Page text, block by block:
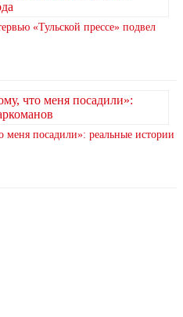
«Тульской прессе» подвел
меня посадили»: реальные истории